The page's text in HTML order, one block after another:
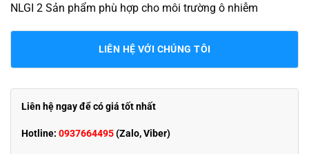
NLGI 2 Sản phẩm phù hợp cho môi trường ô nhiễm
LIÊN HỆ VỚI CHÚNG TÔI
Liên hệ ngay để có giá tốt nhất
Hotline: 0937664495(Zalo, Viber)